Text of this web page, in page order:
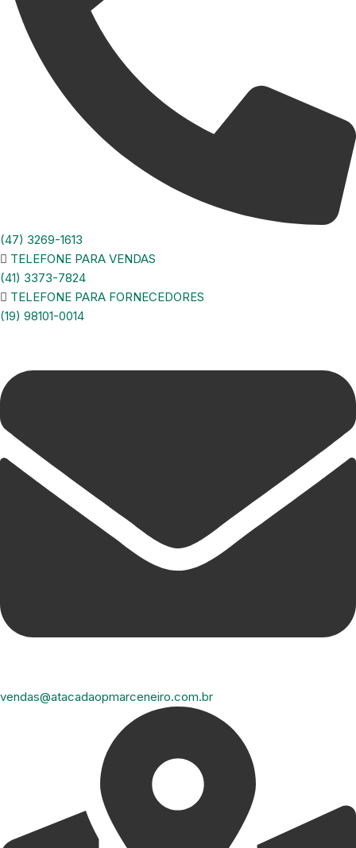
(47) 3269-1613
TELEFONE PARA VENDAS
(41) 3373-7824
TELEFONE PARA FORNECEDORES
(19) 98101-0014
vendas@atacadaopmarceneiro.com.br